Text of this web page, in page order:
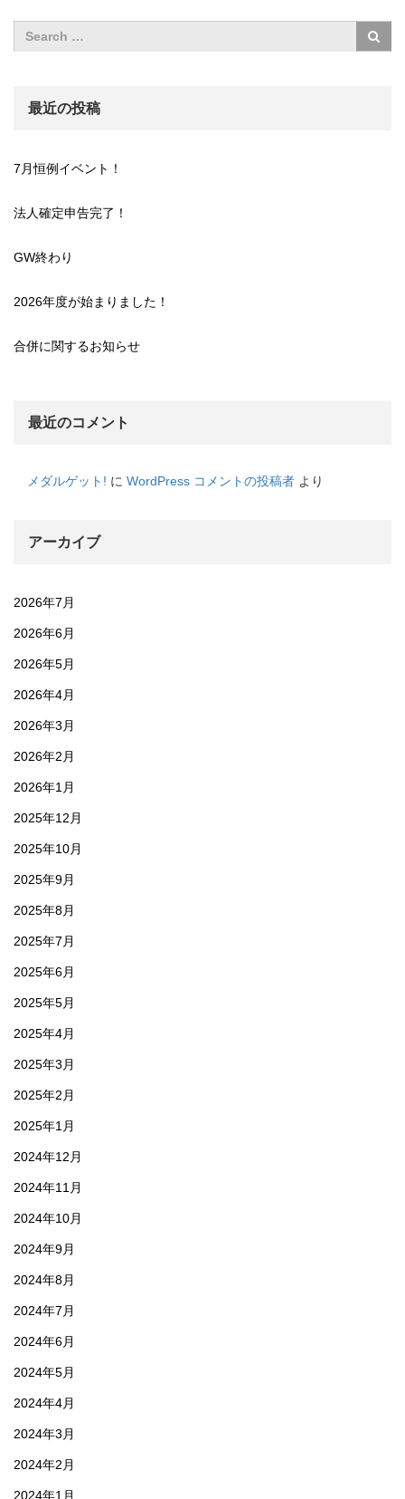
最近の投稿
7月恒例イベント！
法人確定申告完了！
GW終わり
2026年度が始まりました！
合併に関するお知らせ
最近のコメント
メダルゲット! に WordPress コメントの投稿者 より
アーカイブ
2026年7月
2026年6月
2026年5月
2026年4月
2026年3月
2026年2月
2026年1月
2025年12月
2025年10月
2025年9月
2025年8月
2025年7月
2025年6月
2025年5月
2025年4月
2025年3月
2025年2月
2025年1月
2024年12月
2024年11月
2024年10月
2024年9月
2024年8月
2024年7月
2024年6月
2024年5月
2024年4月
2024年3月
2024年2月
2024年1月